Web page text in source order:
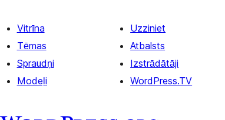
Vitrīna
Tēmas
Spraudņi
Modeļi
Uzziniet
Atbalsts
Izstrādātāji
WordPress.TV